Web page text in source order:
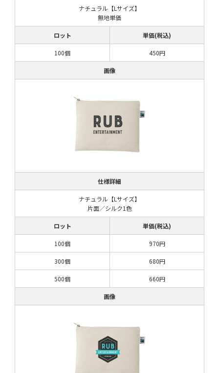
ナチュラル【Lサイズ】
無地単価
ロット 単価(税込)
100個 450円
画像
仕様詳細
ナチュラル【Lサイズ】
片面／シルク1色
ロット 単価(税込)
100個 970円
300個 680円
500個 660円
画像